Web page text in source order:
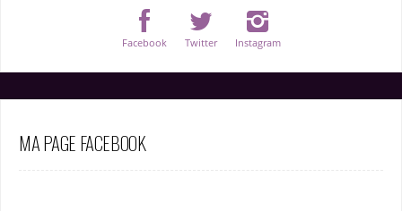
Facebook Twitter Instagram
MA PAGE FACEBOOK